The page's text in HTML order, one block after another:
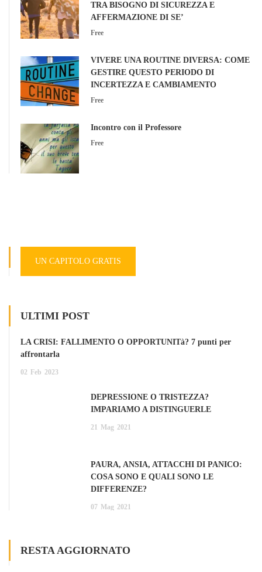
TRA BISOGNO DI SICUREZZA E
AFFERMAZIONE DI SE’
Free
VIVERE UNA ROUTINE DIVERSA: COME
GESTIRE QUESTO PERIODO DI
INCERTEZZA E CAMBIAMENTO
Free
Incontro con il Professore
Free
UN CAPITOLO GRATIS
ULTIMI POST
LA CRISI: FALLIMENTO O OPPORTUNITà? 7 punti per
affrontarla
02 Feb 2023
DEPRESSIONE O TRISTEZZA?
IMPARIAMO A DISTINGUERLE
21 Mag 2021
PAURA, ANSIA, ATTACCHI DI PANICO:
COSA SONO E QUALI SONO LE
DIFFERENZE?
07 Mag 2021
RESTA AGGIORNATO